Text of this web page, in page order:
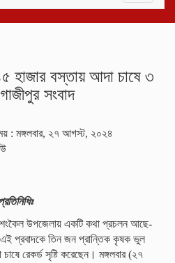
হাজার বস্তায় আদা চাষে ৩
সংবাদ
: মঙ্গলবার, ২৭ আগস্ট, ২০২৪
উপজেলায় একটি কথা প্রচলন আছে-
প্রবাদকে তিন জন প্রান্তিক কৃষক ভুল
রেকর্ড সৃষ্টি করেছেন। মঙ্গলবার (২৭